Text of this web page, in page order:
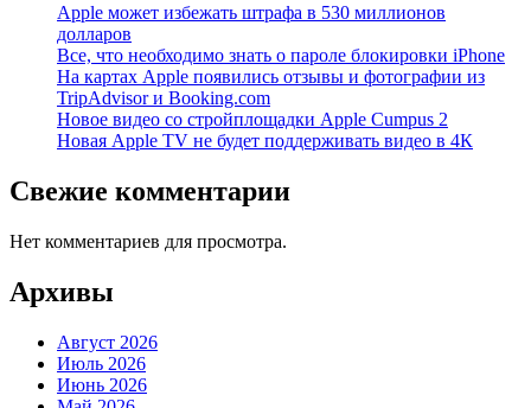
Apple может избежать штрафа в 530 миллионов
долларов
Все, что необходимо знать о пароле блокировки iPhone
На картах Apple появились отзывы и фотографии из
TripAdvisor и Booking.com
Новое видео со стройплощадки Apple Cumpus 2
Новая Apple TV не будет поддерживать видео в 4К
Свежие комментарии
Нет комментариев для просмотра.
Архивы
Август 2026
Июль 2026
Июнь 2026